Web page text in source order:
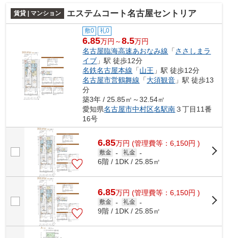
賃貸 | マンション エステムコート名古屋セントリア
敷0 礼0
6.85万円～8.5万円
名古屋臨海高速あおなみ線 「ささしまラ
イブ 」駅 徒歩12分
名鉄名古屋本線 「山王 」駅 徒歩12分
名古屋市営鶴舞線 「大須観音 」駅 徒歩13
分
築3年 / 25.85㎡～32.54㎡
愛知県名古屋市中村区名駅南３丁目11番
16号
6.85万円 (管理費等：6,150円 )
敷金 - 礼金 -
6階 / 1DK / 25.85㎡
6.85万円 (管理費等：6,150円 )
敷金 - 礼金 -
9階 / 1DK / 25.85㎡